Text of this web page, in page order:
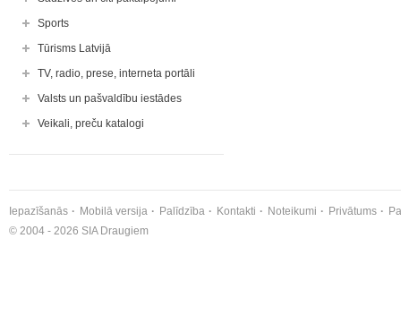
Sports
Tūrisms Latvijā
TV, radio, prese, interneta portāli
Valsts un pašvaldību iestādes
Veikali, preču katalogi
Iepazīšanās Mobilā versija Palīdzība Kontakti Noteikumi Privātums
© 2004 - 2026 SIA Draugiem